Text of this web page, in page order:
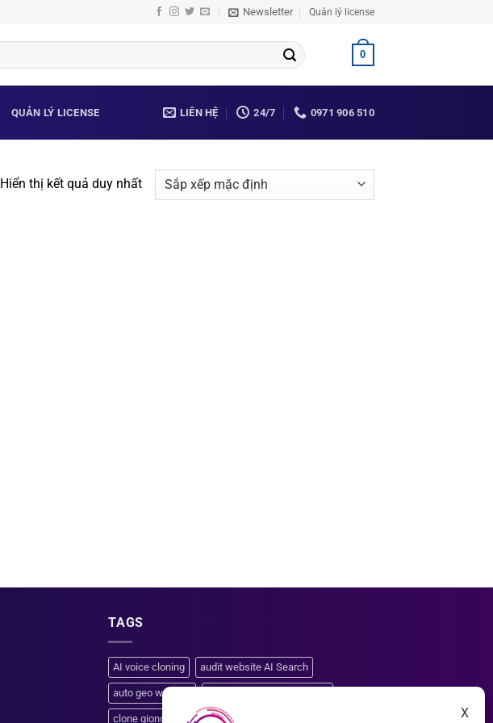
Newsletter Quản lý license
0
QUẢN LÝ LICENSE LIÊN HỆ 24/7 0971 906 510
Hiển thị kết quả duy nhất
TAGS
AI voice cloning audit website AI Search
auto geo website
clone giọng đọc AI clone voice tiếng Việt X